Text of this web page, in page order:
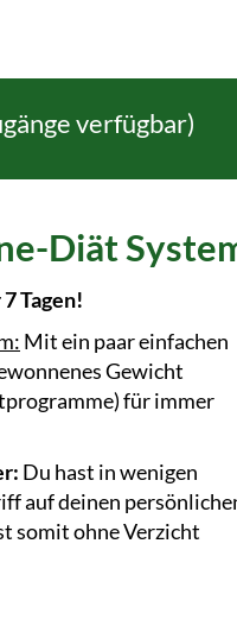
verfügbar)
Diät
Tagen!
Mit ein paar einfachen
Gewicht
für immer
Du hast in wenigen
auf deinen
somit ohne Verzicht